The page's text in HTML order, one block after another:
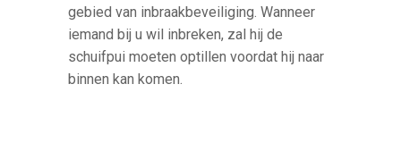
gebied van inbraakbeveiliging. Wanneer
iemand bij u wil inbreken, zal hij de
schuifpui moeten optillen voordat hij naar
binnen kan komen.